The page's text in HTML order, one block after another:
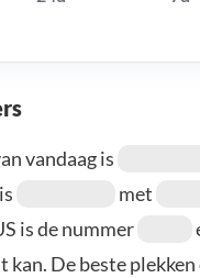
vandaag is
met
is de nummer
kan. De beste